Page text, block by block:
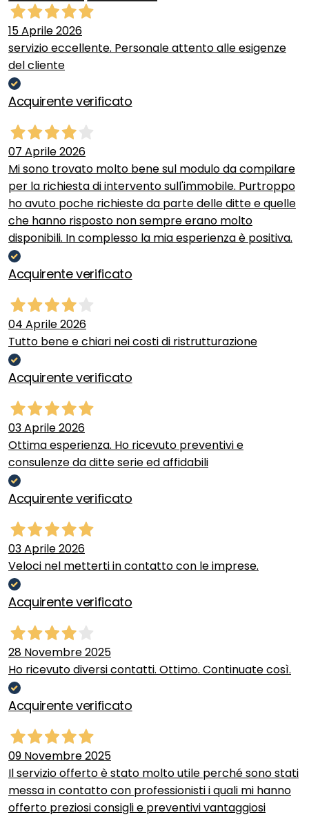
15 Aprile 2026
servizio eccellente. Personale attento alle esigenze
del cliente
Acquirente verificato
07 Aprile 2026
Mi sono trovato molto bene sul modulo da compilare
per la richiesta di intervento sull'immobile. Purtroppo
ho avuto poche richieste da parte delle ditte e quelle
che hanno risposto non sempre erano molto
disponibili. In complesso la mia esperienza è positiva.
Acquirente verificato
04 Aprile 2026
Tutto bene e chiari nei costi di ristrutturazione
Acquirente verificato
03 Aprile 2026
Ottima esperienza. Ho ricevuto preventivi e
consulenze da ditte serie ed affidabili
Acquirente verificato
03 Aprile 2026
Veloci nel metterti in contatto con le imprese.
Acquirente verificato
28 Novembre 2025
Ho ricevuto diversi contatti. Ottimo. Continuate così.
Acquirente verificato
09 Novembre 2025
Il servizio offerto è stato molto utile perché sono stati
messa in contatto con professionisti i quali mi hanno
offerto preziosi consigli e preventivi vantaggiosi